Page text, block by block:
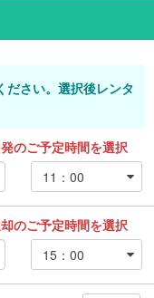
ださい。選択後レンタ
のご予定時間を選択
のご予定時間を選択